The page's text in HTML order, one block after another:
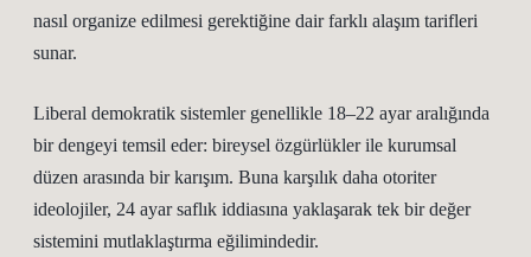
nasıl organize edilmesi gerektiğine dair farklı alaşım tarifleri
sunar.
Liberal demokratik sistemler genellikle 18–22 ayar aralığında
bir dengeyi temsil eder: bireysel özgürlükler ile kurumsal
düzen arasında bir karışım. Buna karşılık daha otoriter
ideolojiler, 24 ayar saflık iddiasına yaklaşarak tek bir değer
sistemini mutlaklaştırma eğilimindedir.